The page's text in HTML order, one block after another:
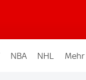
NBA NHL